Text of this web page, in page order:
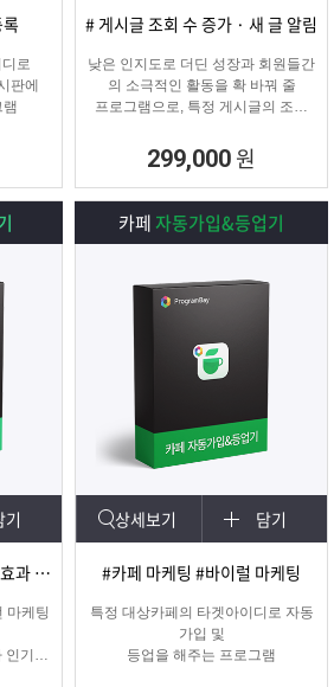
로
판에
# 게시글 조회 수 증가 · 새 글 알림
낮은 인지도로 더딘 성장과 회원들간
의 소극적인 활동을 확 바꿔 줄
프로그램으로, 특정 게시글의 조회
카테고리에 새 글 알림 표시기능!
299,000 원
기
#바이럴 마케팅 / 키워드별 효과 카페 확인
마케팅
인기가
카페자동가입&등업기
상세보기 담기
#카페 마케팅 #바이럴 마케팅
특정 대상카페의 타겟아이디로 자동
가입 및
등업을 해주는 프로그램